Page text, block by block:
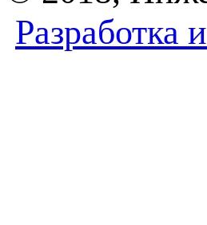
Разработка